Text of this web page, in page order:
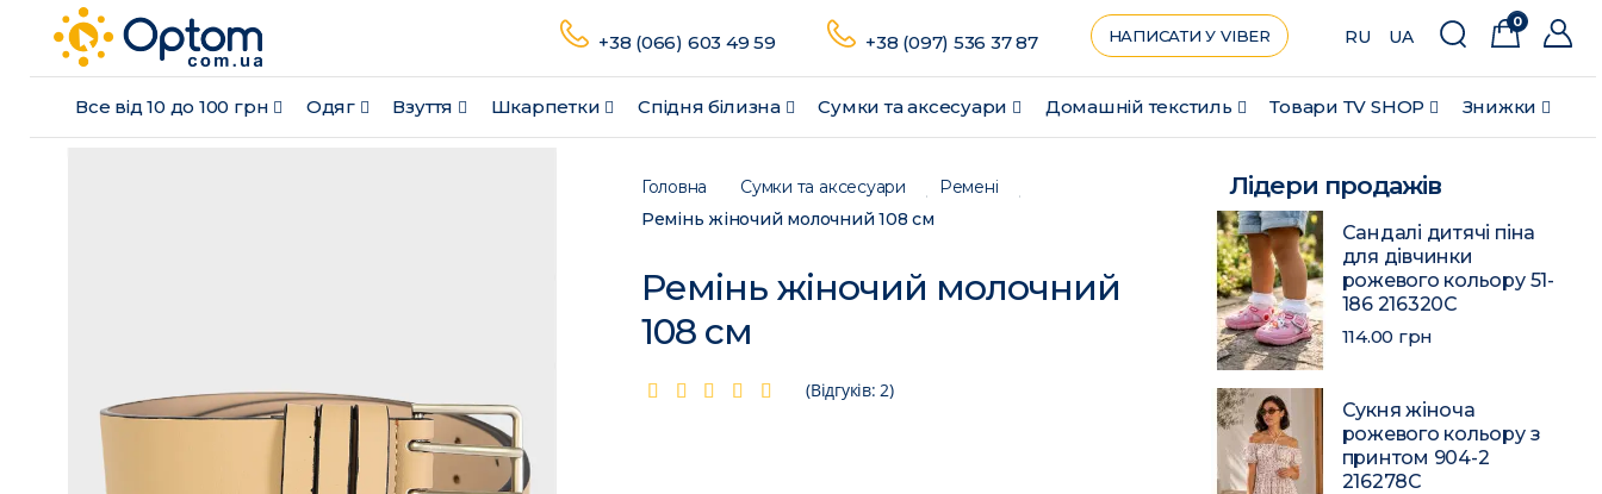
Все від 10 до 100 грн Одяг Взуття Шкарпетки Спідня білизна Сумки та аксесуари Домашній текстиль Товари ТV SHOP Знижки
+38 (066) 603 49 59 +38 (097) 536 37 87 НАПИСАТИ У VIBER RU UA
0
Головна Сумки та аксесуари
Ремені
Ремінь жіночий молочний 108 см
Ремінь жіночий молочний
108 см
(Відгуків: 2)
Лідери продажів
Сандалі дитячі піна
для дівчинки
рожевого кольору 51-
186 216320C
114.00 грн
Сукня жіноча
рожевого кольору з
принтом 904-2
216278C